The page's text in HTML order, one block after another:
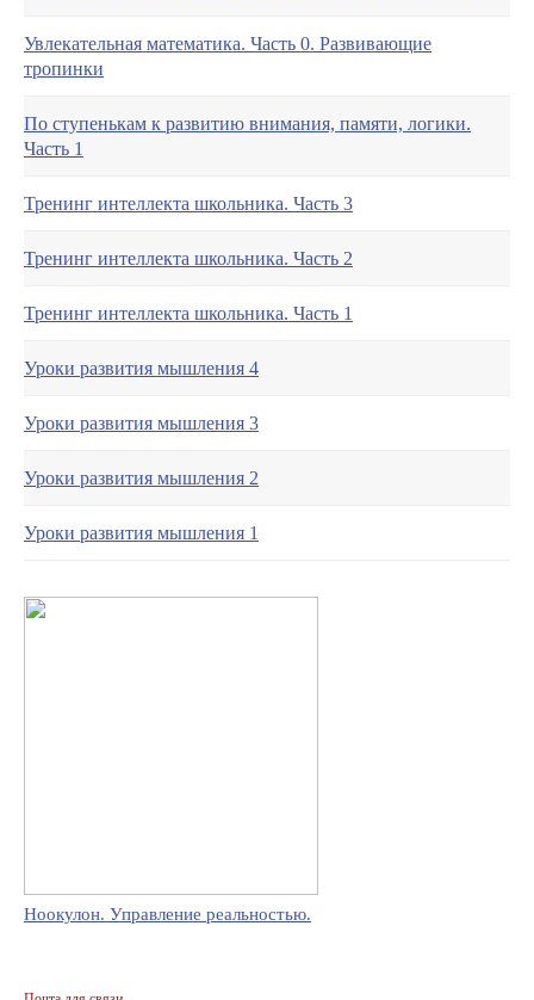
Увлекательная математика. Часть 0. Развивающие
тропинки
По ступенькам к развитию внимания, памяти, логики.
Часть 1
Тренинг интеллекта школьника. Часть 3
Тренинг интеллекта школьника. Часть 2
Тренинг интеллекта школьника. Часть 1
Уроки развития мышления 4
Уроки развития мышления 3
Уроки развития мышления 2
Уроки развития мышления 1
Ноокулон. Управление реальностью.